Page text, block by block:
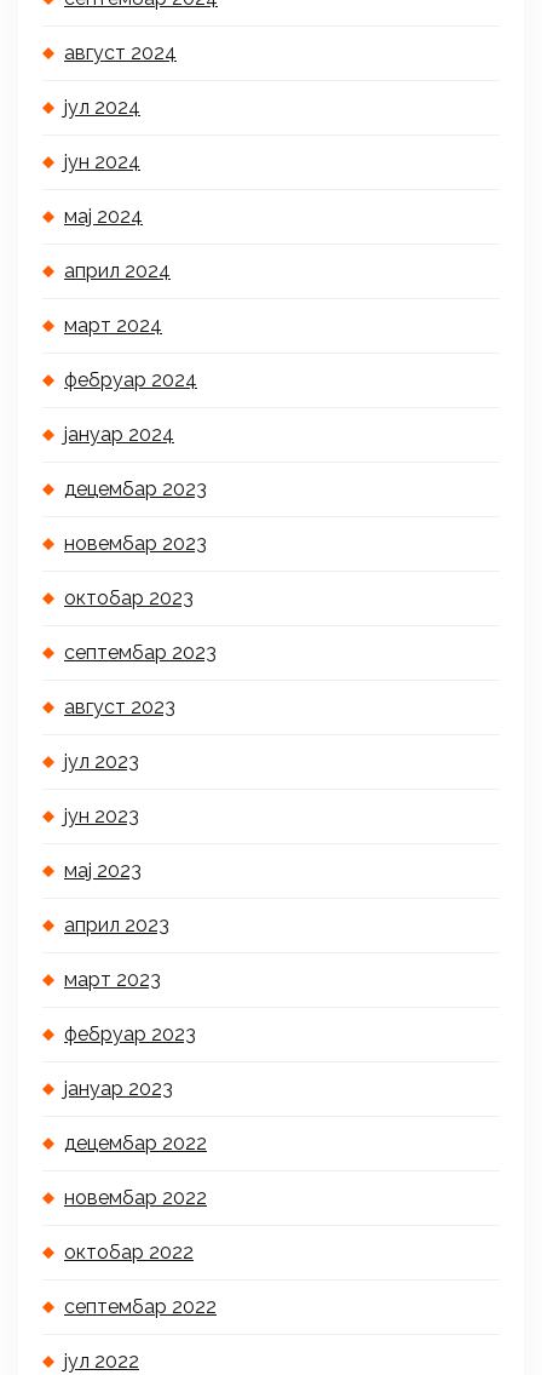
август 2024
јул 2024
јун 2024
мај 2024
април 2024
март 2024
фебруар 2024
јануар 2024
децембар 2023
новембар 2023
октобар 2023
септембар 2023
август 2023
јул 2023
јун 2023
мај 2023
април 2023
март 2023
фебруар 2023
јануар 2023
децембар 2022
новембар 2022
октобар 2022
септембар 2022
јул 2022